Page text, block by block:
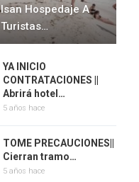
Hospedaje A
Turistas…
YA INICIO
CONTRATACIONES ||
Abrirá hotel…
5 años hace
TOME PRECAUCIONES||
Cierran tramo…
5 años hace